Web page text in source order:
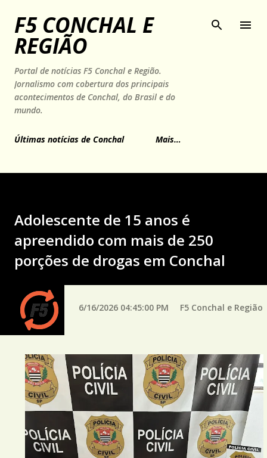
Pular para o conteúdo principal
F5 CONCHAL E
REGIÃO
Portal de notícias F5 Conchal e Região.
Jornalismo com cobertura dos principais
acontecimentos de Conchal, do Brasil e do
mundo.
Últimas notícias de Conchal Mais…
Adolescente de 15 anos é
apreendido com mais de 250
porções de drogas em Conchal
6/16/2026 04:45:00 PM F5 Conchal e Região